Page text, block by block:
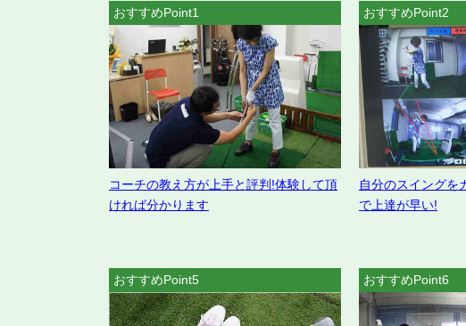
おすすめPoint1
コーチの教え方が上手と評判!体験して頂
ければ分かります
おすすめPoint2
自分のスイングを
で上達が早い!
おすすめPoint5 おすすめPoint6